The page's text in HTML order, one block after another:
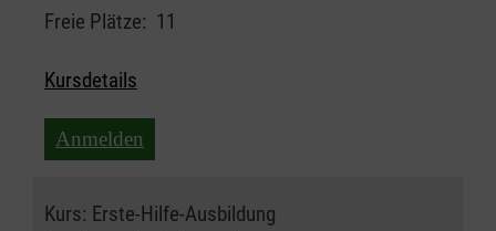
Freie Plätze: 11
Kursdetails
Anmelden
Kurs: Erste-Hilfe-Ausbildung